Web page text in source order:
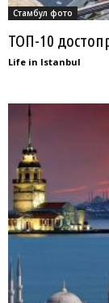
Стамбул фото
ТОП-10
Life in Istanbul